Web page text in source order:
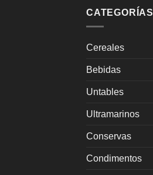
CATEGORÍAS
Cereales
Bebidas
Untables
Ultramarinos
Conservas
Condimentos